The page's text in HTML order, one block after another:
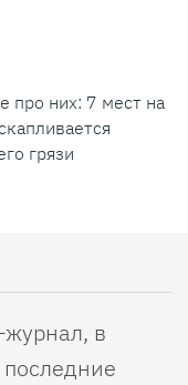
про них: 7 мест на
грязи
в